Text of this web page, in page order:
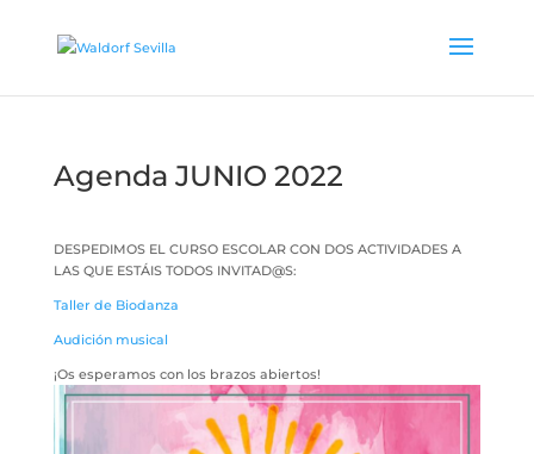
Agenda JUNIO 2022
DESPEDIMOS EL CURSO ESCOLAR CON DOS ACTIVIDADES A
LAS QUE ESTÁIS TODOS INVITAD@S:
Taller de Biodanza
Audición musical
¡Os esperamos con los brazos abiertos!